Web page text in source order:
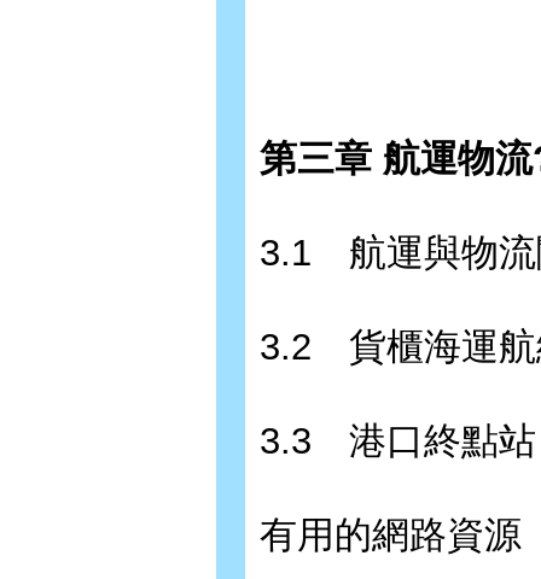
第三章 航運物
3.1 航運與物流
3.2 貨櫃海運
3.3 港口終點站
有用的網路資源